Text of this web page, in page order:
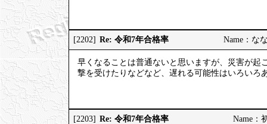
[2202] Re: 令和7年合格率 Name：な
早くなることは普通ないと思いますが、災害が起
撃を受けたりなどなど、遅れる可能性はいろいろ
[2203] Re: 令和7年合格率 Name：